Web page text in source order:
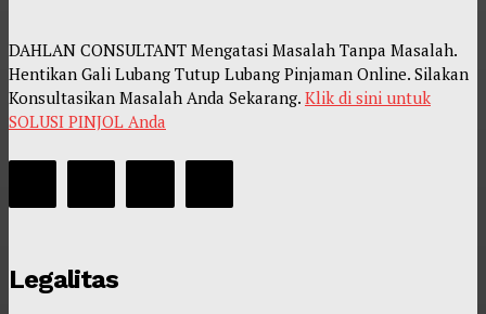
DAHLAN CONSULTANT Mengatasi Masalah Tanpa Masalah.
Hentikan Gali Lubang Tutup Lubang Pinjaman Online. Silakan
Konsultasikan Masalah Anda Sekarang. Klik di sini untuk
SOLUSI PINJOL Anda
Legalitas